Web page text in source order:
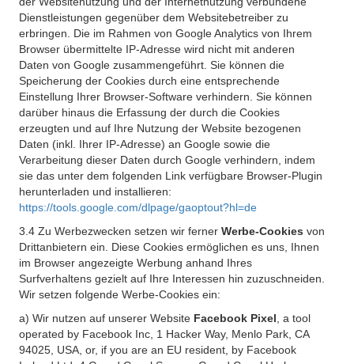
Dienstleistungen gegenüber dem Websitebetreiber zu
erbringen. Die im Rahmen von Google Analytics von Ihrem
Browser übermittelte IP-Adresse wird nicht mit anderen
Daten von Google zusammengeführt. Sie können die
Speicherung der Cookies durch eine entsprechende
Einstellung Ihrer Browser-Software verhindern. Sie können
darüber hinaus die Erfassung der durch die Cookies
erzeugten und auf Ihre Nutzung der Website bezogenen
Daten (inkl. Ihrer IP-Adresse) an Google sowie die
Verarbeitung dieser Daten durch Google verhindern, indem
sie das unter dem folgenden Link verfügbare Browser-Plugin
herunterladen und installieren:
https://tools.google.com/dlpage/gaoptout?hl=de
3.4 Zu Werbezwecken setzen wir ferner Werbe-Cookies von
Drittanbietern ein. Diese Cookies ermöglichen es uns, Ihnen
im Browser angezeigte Werbung anhand Ihres
Surfverhaltens gezielt auf Ihre Interessen hin zuzuschneiden.
Wir setzen folgende Werbe-Cookies ein:
a) Wir nutzen auf unserer Website Facebook Pixel , a tool
operated by Facebook Inc, 1 Hacker Way, Menlo Park, CA
94025, USA, or, if you are an EU resident, by Facebook